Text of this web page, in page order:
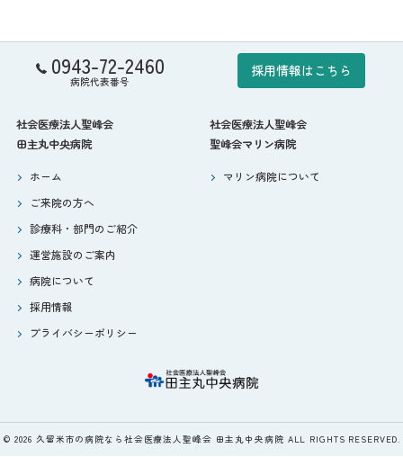
0943-72-2460
病院代表番号
採用情報はこちら
社会医療法人聖峰会
田主丸中央病院
ホーム
ご来院の方へ
診療科・部門のご紹介
運営施設のご案内
病院について
採用情報
プライバシーポリシー
社会医療法人聖峰会
聖峰会マリン病院
マリン病院について
© 2026 久留米市の病院なら社会医療法人聖峰会 田主丸中央病院 ALL RIGHTS RESERVED.